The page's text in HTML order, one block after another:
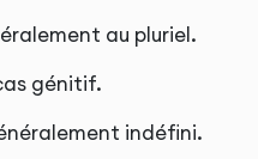
au pluriel.
génitif.
indéfini.